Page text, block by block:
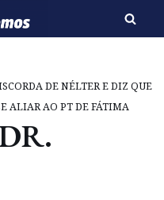
DE NÉLTER E DIZ QUE
ALIAR AO PT DE FÁTIMA